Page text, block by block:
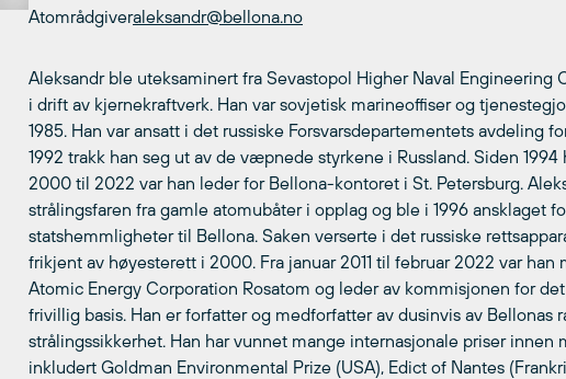
Atområdgiveraleksandr@bellona.no
Aleksandr ble uteksaminert fra Sevastopol Higher Naval Engineering
i drift av kjernekraftverk. Han var sovjetisk marineoffiser og
1985. Han var ansatt i det russiske Forsvarsdepartementets avdeling
1992 trakk han seg ut av de væpnede styrkene i Russland. Siden
2000 til 2022 var han leder for Bellona-kontoret i St. Petersburg.
strålingsfaren fra gamle atomubåter i opplag og ble i 1996 ansklaget
statshemmligheter til Bellona. Saken verserte i det russiske
frikjent av høyesterett i 2000. Fra januar 2011 til februar 2022 var
Atomic Energy Corporation Rosatom og leder av kommisjonen for
frivillig basis. Han er forfatter og medforfatter av dusinvis av
strålingssikkerhet. Han har vunnet mange internasjonale priser
inkludert Goldman Environmental Prize (USA), Edict of Nantes